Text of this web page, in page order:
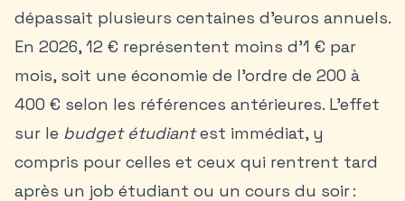
dépassait plusieurs centaines d’euros annuels.
En 2026, 12 € représentent moins d’1 € par
mois, soit une économie de l’ordre de 200 à
400 € selon les références antérieures. L’effet
sur le budget étudiantest immédiat, y
compris pour celles et ceux qui rentrent tard
après un job étudiant ou un cours du soir :